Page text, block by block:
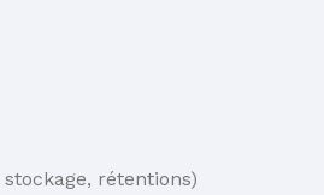
rétentions)